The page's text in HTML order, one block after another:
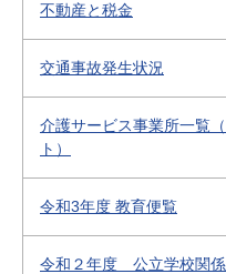
不動産と税金
交通事故発生状況
介護サービス事業所一覧
ト）
令和3年度 教育便覧
令和２年度 公立学校関係